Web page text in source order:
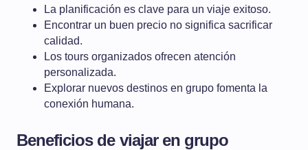
La planificación es clave para un viaje exitoso.
Encontrar un buen precio no significa sacrificar
calidad.
Los tours organizados ofrecen atención
personalizada.
Explorar nuevos destinos en grupo fomenta la
conexión humana.
Beneficios de viajar en grupo